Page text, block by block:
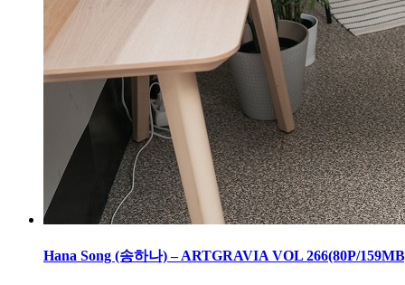
Hana Song (송하나) – ARTGRAVIA VOL 266(80P/